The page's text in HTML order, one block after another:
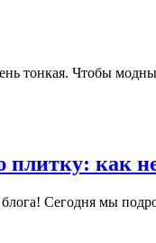
тонкая. Чтобы
плитку: как
Сегодня мы